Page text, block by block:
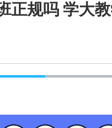
正规吗 学大